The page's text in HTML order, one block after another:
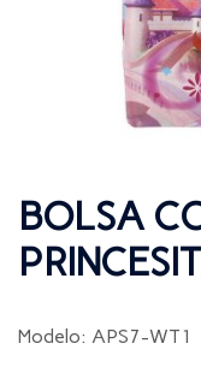
BOLSA
Modelo: APS7-WT1